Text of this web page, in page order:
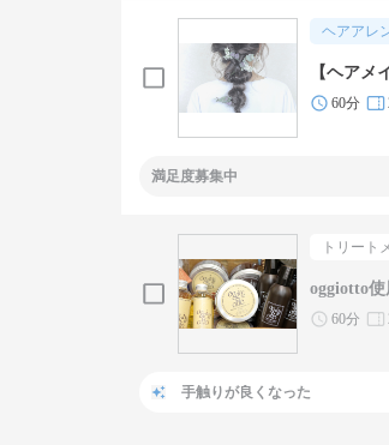
ヘアアレ
【ヘアメ
60分
満足度募集中
トリート
oggiotto
60分
手触りが良くなった